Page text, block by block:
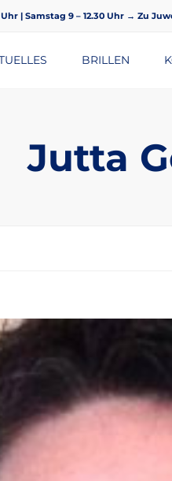
Uhr | Samstag 9 – 12.30 Uhr → Zu
BRILLEN
Jutta